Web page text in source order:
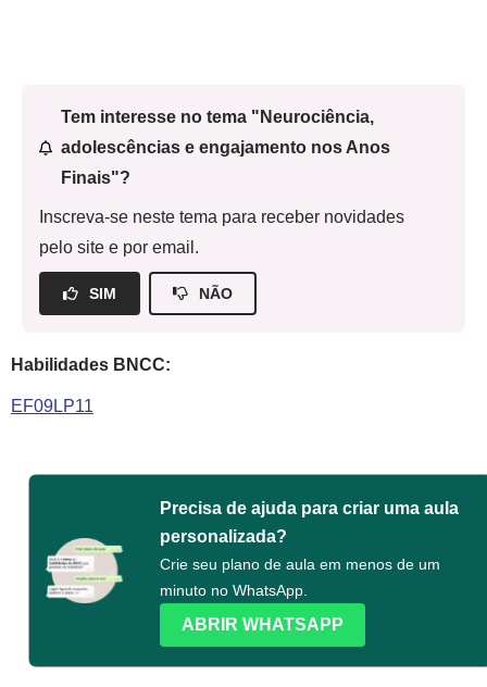
Tem interesse no tema "Neurociência,
adolescências e engajamento nos Anos
Finais"?
Inscreva-se neste tema para receber novidades
pelo site e por email.
SIM NÃO
Habilidades BNCC:
EF09LP11
Precisa de ajuda para criar uma aula
personalizada?
Crie seu plano de aula em menos de um
minuto no WhatsApp.
ABRIR WHATSAPP